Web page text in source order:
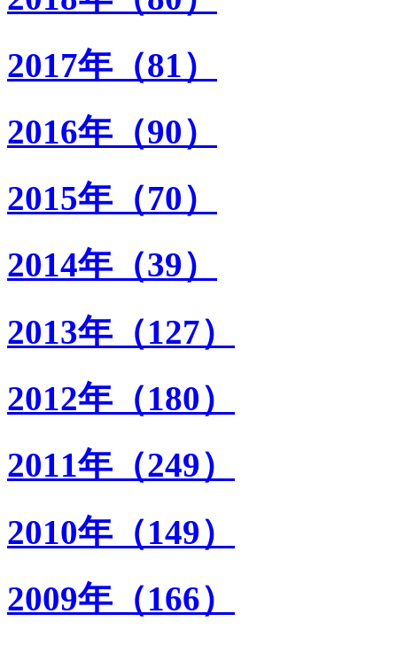
2017年（81）
2016年（90）
2015年（70）
2014年（39）
2013年（127）
2012年（180）
2011年（249）
2010年（149）
2009年（166）